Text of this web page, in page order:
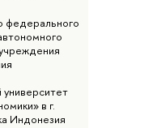
федерального
университет
в г.
Индонезия